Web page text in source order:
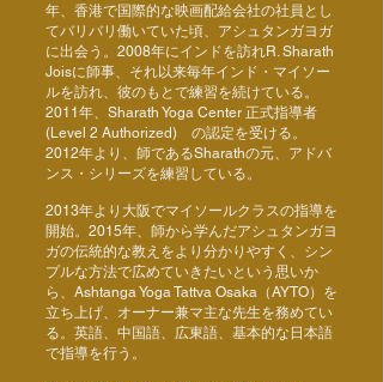
年、香港で国際的な映画配給会社の社員とし
てバリバリ働いていた頃、アシュタンガヨガ
に出会う。2008年にインドを訪れR. Sharath
Joisに師事、それ以来毎年インド・マイソー
ルを訪れ、彼のもとで練習を続けている。
2011年、Sharath Yoga Center 正式指導者
(Level 2 Authorized) の認定を受ける。
2012年より、師であるSharathの元、アドバ
ンス・シリーズを練習している。
2013年より大阪でマイソールクラスの指導を
開始。2015年、師から学んだアシュタンガヨ
ガの伝統的な教えをより分かりやすく、シン
プルな方法で広めていきたいという思いか
ら、Ashtanga Yoga Tattva Osaka（AYTO）を
立ち上げ、オーナー兼マ主な先生を務めてい
る。英語、中国語、広東語、基本的な日本語
で指導を行う。